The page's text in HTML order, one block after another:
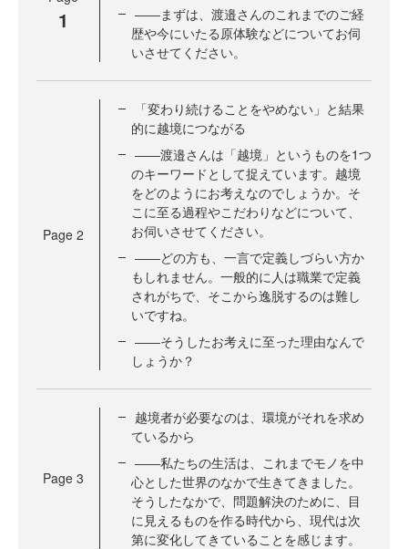
1
――まずは、渡邉さんのこれまでのご経
歴や今にいたる原体験などについてお伺
いさせてください。
Page 2
「変わり続けることをやめない」と結果
的に越境につながる
――渡邉さんは「越境」というものを1つ
のキーワードとして捉えています。越境
をどのようにお考えなのでしょうか。そ
こに至る過程やこだわりなどについて、
お伺いさせてください。
――どの方も、一言で定義しづらい方か
もしれません。一般的に人は職業で定義
されがちで、そこから逸脱するのは難し
いですね。
――そうしたお考えに至った理由なんで
しょうか？
Page 3
越境者が必要なのは、環境がそれを求め
ているから
――私たちの生活は、これまでモノを中
心とした世界のなかで生きてきました。
そうしたなかで、問題解決のために、目
に見えるものを作る時代から、現代は次
第に変化してきていることを感じます。